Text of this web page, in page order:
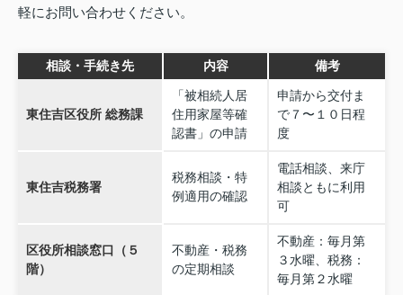
軽にお問い合わせください。
相談・手続き先 内容 備考
東住吉区役所 総務課
「被相続人居
住用家屋等確
認書」の申請
申請から交付ま
で７〜１０日程
度
東住吉税務署
税務相談・特
例適用の確認
電話相談、来庁
相談ともに利用
可
区役所相談窓口（５
階）
不動産・税務
の定期相談
不動産：毎月第
３水曜、税務：
毎月第２水曜